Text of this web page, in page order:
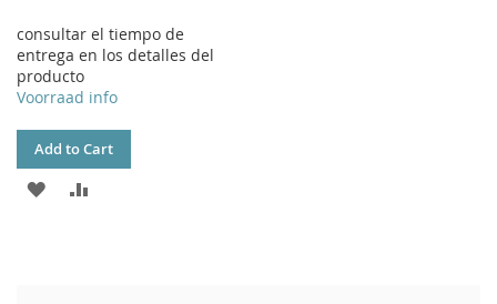
consultar el tiempo de
entrega en los detalles del
producto
Voorraad info
Add to Cart
ADD